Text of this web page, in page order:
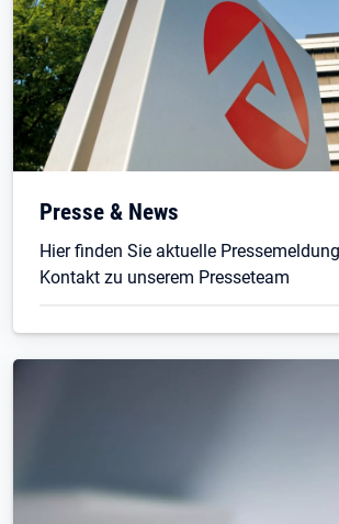
Presse & News
Hier finden Sie aktuelle
Kontakt zu unserem Presseteam